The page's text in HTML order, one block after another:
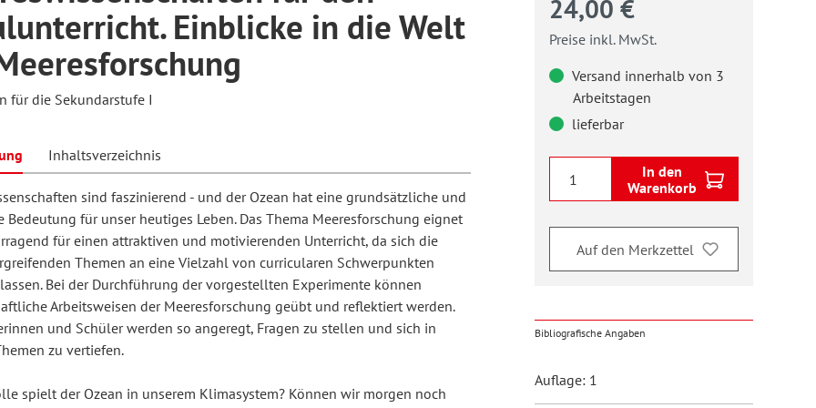
Schule und Unterricht
Arbeit
und Unterrichtsforschung
und
Erwachsenenbildung
Forum
Einblicke in die Welt
für die Sekundarstufe I
Inhaltsverzeichnis
sind faszinierend - und der Ozean hat eine grundsätzliche und
Bedeutung für unser heutiges Leben. Das Thema Meeresforschung eignet
für einen attraktiven und motivierenden Unterricht, da sich die
Themen an eine Vielzahl von curricularen Schwerpunkten
Bei der Durchführung der vorgestellten Experimente können
Arbeitsweisen der Meeresforschung geübt und reflektiert werden.
und Schüler werden so angeregt, Fragen zu stellen und sich in
zu vertiefen.
spielt der Ozean in unserem Klimasystem? Können wir morgen noch
24,00 €
Preise inkl. MwSt.
Versand innerhalb von 3
Arbeitstagen
lieferbar
In den
Warenkorb
Auf den Merkzettel
Bibliografische Angaben
Auflage: 1